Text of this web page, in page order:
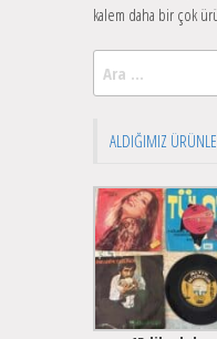
kalem daha bir çok
ALDIĞIMIZ